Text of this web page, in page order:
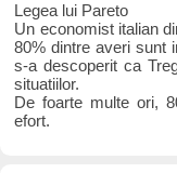
Legea lui Pareto
Un economist italian
80% dintre averi sunt
s-a descoperit ca
situatiilor.
De foarte multe ori,
efort.